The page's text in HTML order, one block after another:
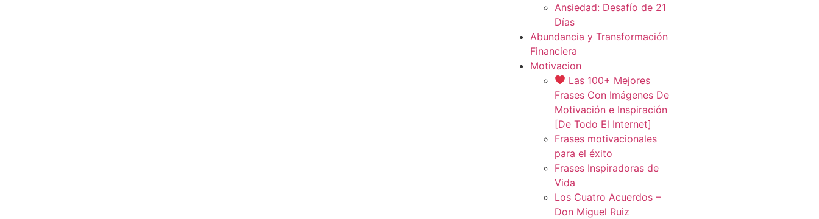
Ansiedad: Desafío de 21
Días
Abundancia y Transformación
Financiera
Motivacion
Las 100+ Mejores
Frases Con Imágenes De
Motivación e Inspiración
[De Todo El Internet]
Frases motivacionales
para el éxito
Frases Inspiradoras de
Vida
Los Cuatro Acuerdos –
Don Miguel Ruiz